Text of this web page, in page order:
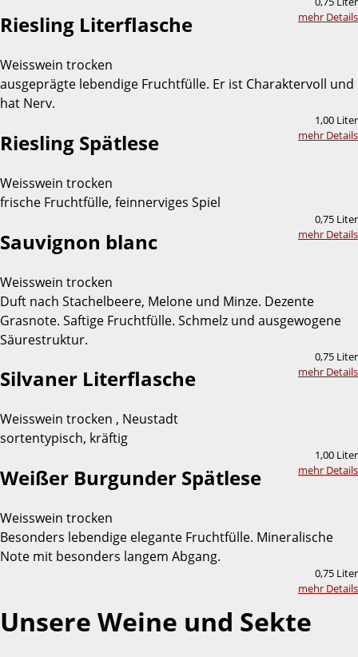
mehr Details
Riesling Literflasche
Weisswein trocken
ausgeprägte lebendige Fruchtfülle. Er ist Charaktervoll und
hat Nerv.
1,00 Liter
mehr Details
Riesling Spätlese
Weisswein trocken
frische Fruchtfülle, feinnerviges Spiel
0,75 Liter
mehr Details
Sauvignon blanc
Weisswein trocken
Duft nach Stachelbeere, Melone und Minze. Dezente
Grasnote. Saftige Fruchtfülle. Schmelz und ausgewogene
Säurestruktur.
0,75 Liter
mehr Details
Silvaner Literflasche
Weisswein trocken , Neustadt
sortentypisch, kräftig
1,00 Liter
mehr Details
Weißer Burgunder Spätlese
Weisswein trocken
Besonders lebendige elegante Fruchtfülle. Mineralische
Note mit besonders langem Abgang.
0,75 Liter
mehr Details
Unsere Weine und Sekte